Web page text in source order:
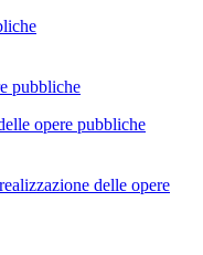
pubbliche
opere pubbliche
delle opere